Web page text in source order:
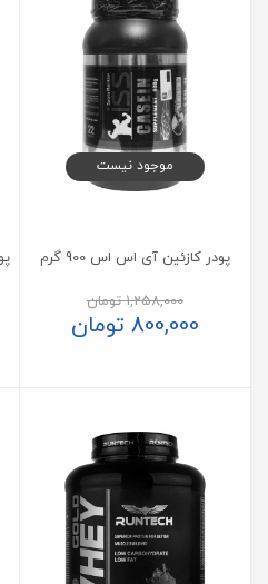
موجود نیست
پودر کازئین آی اس اس 900 گرم
1,258,000تومان
800,000 تومان